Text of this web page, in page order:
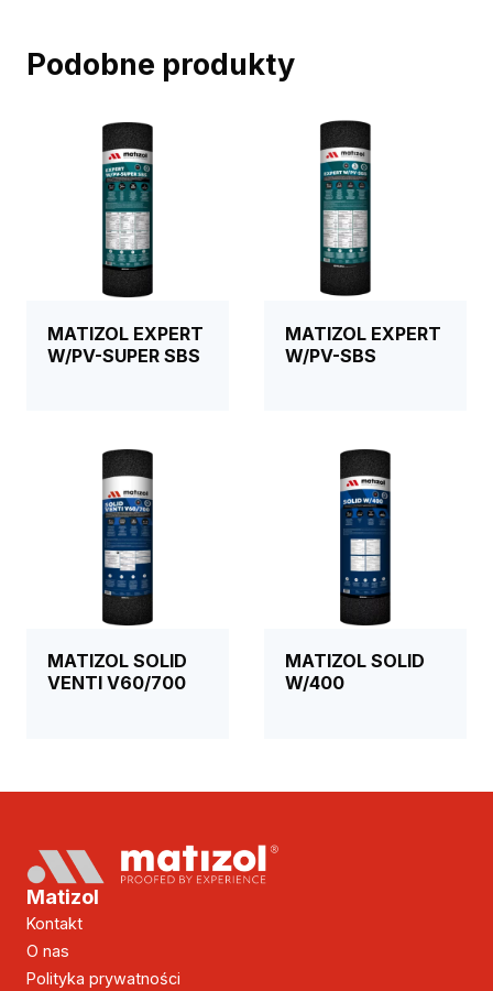
Podobne produkty
MATIZOL EXPERT
W/PV-SUPER SBS
MATIZOL EXPERT
W/PV-SBS
MATIZOL SOLID
VENTI V60/700
MATIZOL SOLID
W/400
Matizol
Kontakt
O nas
Polityka prywatności